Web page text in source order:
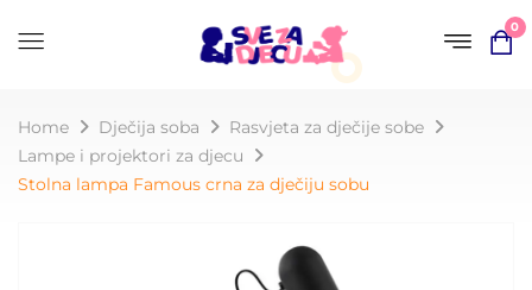
0
Home Dječija soba
Rasvjeta za dječije sobe
Lampe i projektori za djecu
Stolna lampa Famous crna za dječiju sobu